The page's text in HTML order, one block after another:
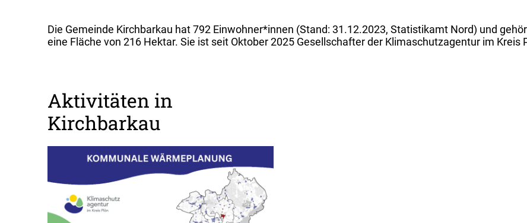
Die Gemeinde Kirchbarkau hat 792 Einwohner*innen (Stand: 31.12.2023, Statistikamt Nord) und
eine Fläche von 216 Hektar. Sie ist seit Oktober 2025 Gesellschafter der Klimaschutzagentur im Kreis
Aktivitäten in
Kirchbarkau